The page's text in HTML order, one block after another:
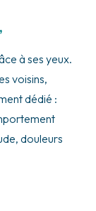
à ses yeux.
voisins,
dédié :
douleurs